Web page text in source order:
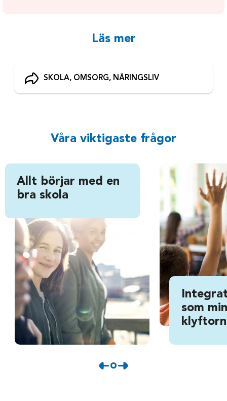
Läs mer
SKOLA, OMSORG, NÄRINGSLIV
Våra viktigaste frågor
Allt börjar med en
bra skola
som